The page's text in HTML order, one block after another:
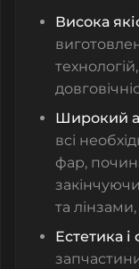
Висока
Широкий
всі
фар,
та
Естетика і